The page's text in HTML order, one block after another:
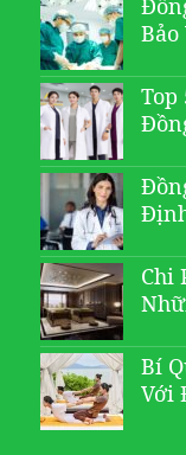
Bảo
Top
Chi
Bí
Với